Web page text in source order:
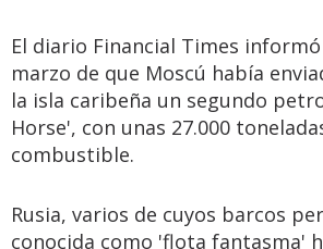
El diario Financial Times
marzo de que Moscú había
la isla caribeña un segundo
Horse', con unas 27.000
combustible.
Rusia, varios de cuyos barcos
conocida como 'flota fantasma'